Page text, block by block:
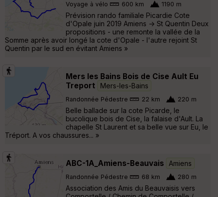
Voyage à vélo 600 km 1190 m
Prévision rando familiale Picardie Cote
d'Opale juin 2019 Amiens -> St Quentin Deux
propositions - une remonte la vallée de la
Somme après avoir longé la cote d'Opale - l'autre rejoint St
Quentin par le sud en évitant Amiens »
Mers les Bains Bois de Cise Ault Eu
Treport
Mers-les-Bains
Randonnée Pédestre 22 km 220 m
Belle ballade sur la cote Picarde, le
bucolique bois de Cise, la falaise d'Ault. La
chapelle St Laurent et sa belle vue sur Eu, le
Tréport. A vos chaussures... »
ABC-1A_Amiens-Beauvais Amiens
Randonnée Pédestre 68 km 280 m
Association des Amis du Beauvaisis vers